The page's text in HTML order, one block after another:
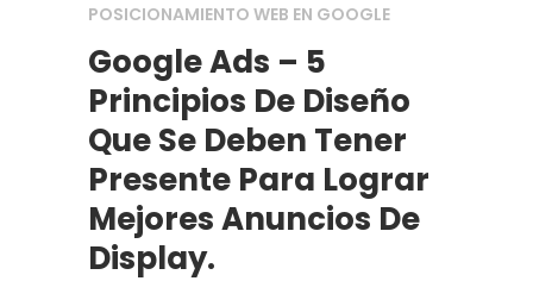
POSICIONAMIENTO WEB EN GOOGLE
Google Ads – 5
Principios De Diseño
Que Se Deben Tener
Presente Para Lograr
Mejores Anuncios De
Display.